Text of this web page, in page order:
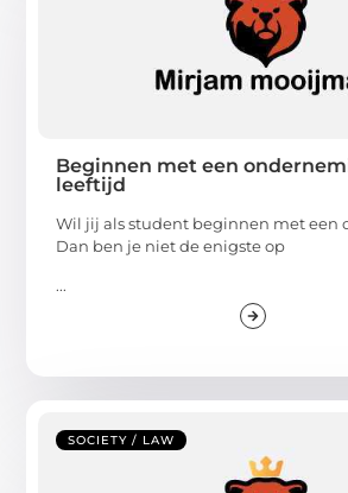
Beginnen met een
leeftijd
Wil jij als student beginnen met een
Dan ben je niet de enigste op
...
SOCIETY / LAW